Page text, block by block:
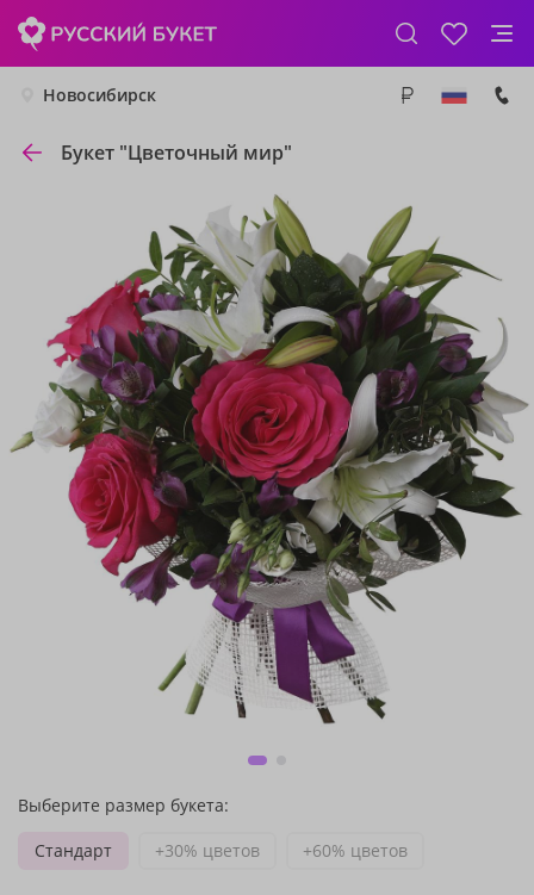
Новосибирск
Букет "Цветочный мир"
Выберите размер букета:
Стандарт
+30% цветов +60% цветов